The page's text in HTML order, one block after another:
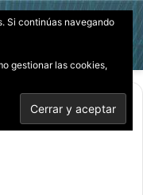
Si continúas navegando
gestionar las cookies,